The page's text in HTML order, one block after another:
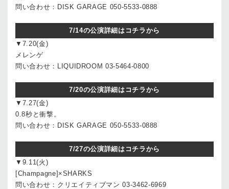
問い合わせ：DISK GARAGE 050-5533-0888
7/14の公演詳細はコチラから
▼7.20(金)
メレンゲ
問い合わせ：LIQUIDROOM 03-5464-0800
7/20の公演詳細はコチラから
▼7.27(金)
0.8秒と衝撃。
問い合わせ：DISK GARAGE 050-5533-0888
7/27の公演詳細はコチラから
▼9.11(火)
[Champagne]×SHARKS
問い合わせ：クリエイティブマン 03-3462-6969